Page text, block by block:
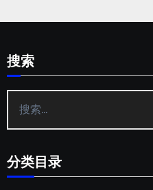
搜索
索：
分类目录